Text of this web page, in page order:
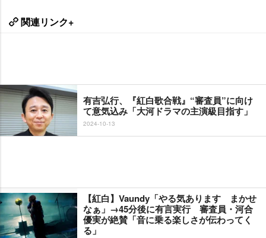
関連リンク+
有吉弘行、『紅白歌合戦』“審査員”に向け
て意気込み「大河ドラマの主演級目指す」
2024-10-13
【紅白】Vaundy「やる気あります まかせ
なぁ」→45分後に有言実行 審査員・河合
優実が絶賛「音に乗る楽しさが伝わってく
る」